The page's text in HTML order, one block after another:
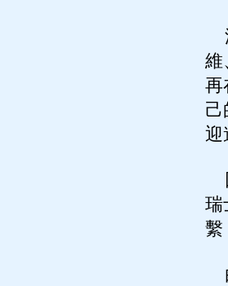
維
再
己
迎
瑞
繫